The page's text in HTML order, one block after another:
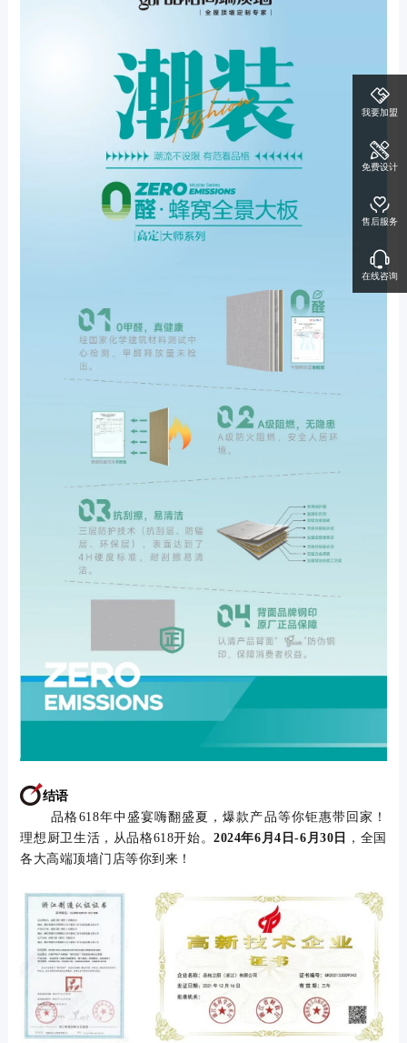
我要加盟
免费设计
售后服务
在线咨询
结语
品格618年中盛宴嗨翻盛夏 ，爆款产品等你钜惠带回家 ！
理想 厨卫生活，从品格618开始 。2024年6月4日-6月30日
，全国
各大高端顶墙门店等你到来！